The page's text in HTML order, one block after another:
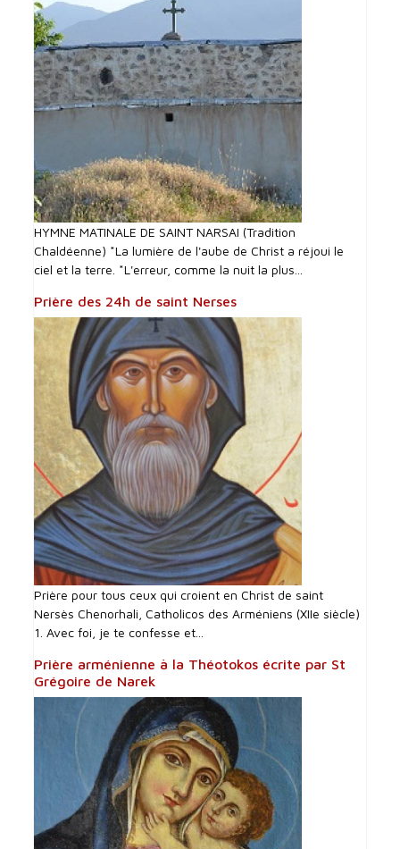
HYMNE MATINALE DE SAINT NARSAI (Tradition
Chaldéenne) *La lumière de l'aube de Christ a réjoui le
ciel et la terre. *L'erreur, comme la nuit la plus...
Prière des 24h de saint Nerses
Prière pour tous ceux qui croient en Christ de saint
Nersès Chenorhali, Catholicos des Arméniens (XIIe siècle)
1. Avec foi, je te confesse et...
Prière arménienne à la Théotokos écrite par St
Grégoire de Narek